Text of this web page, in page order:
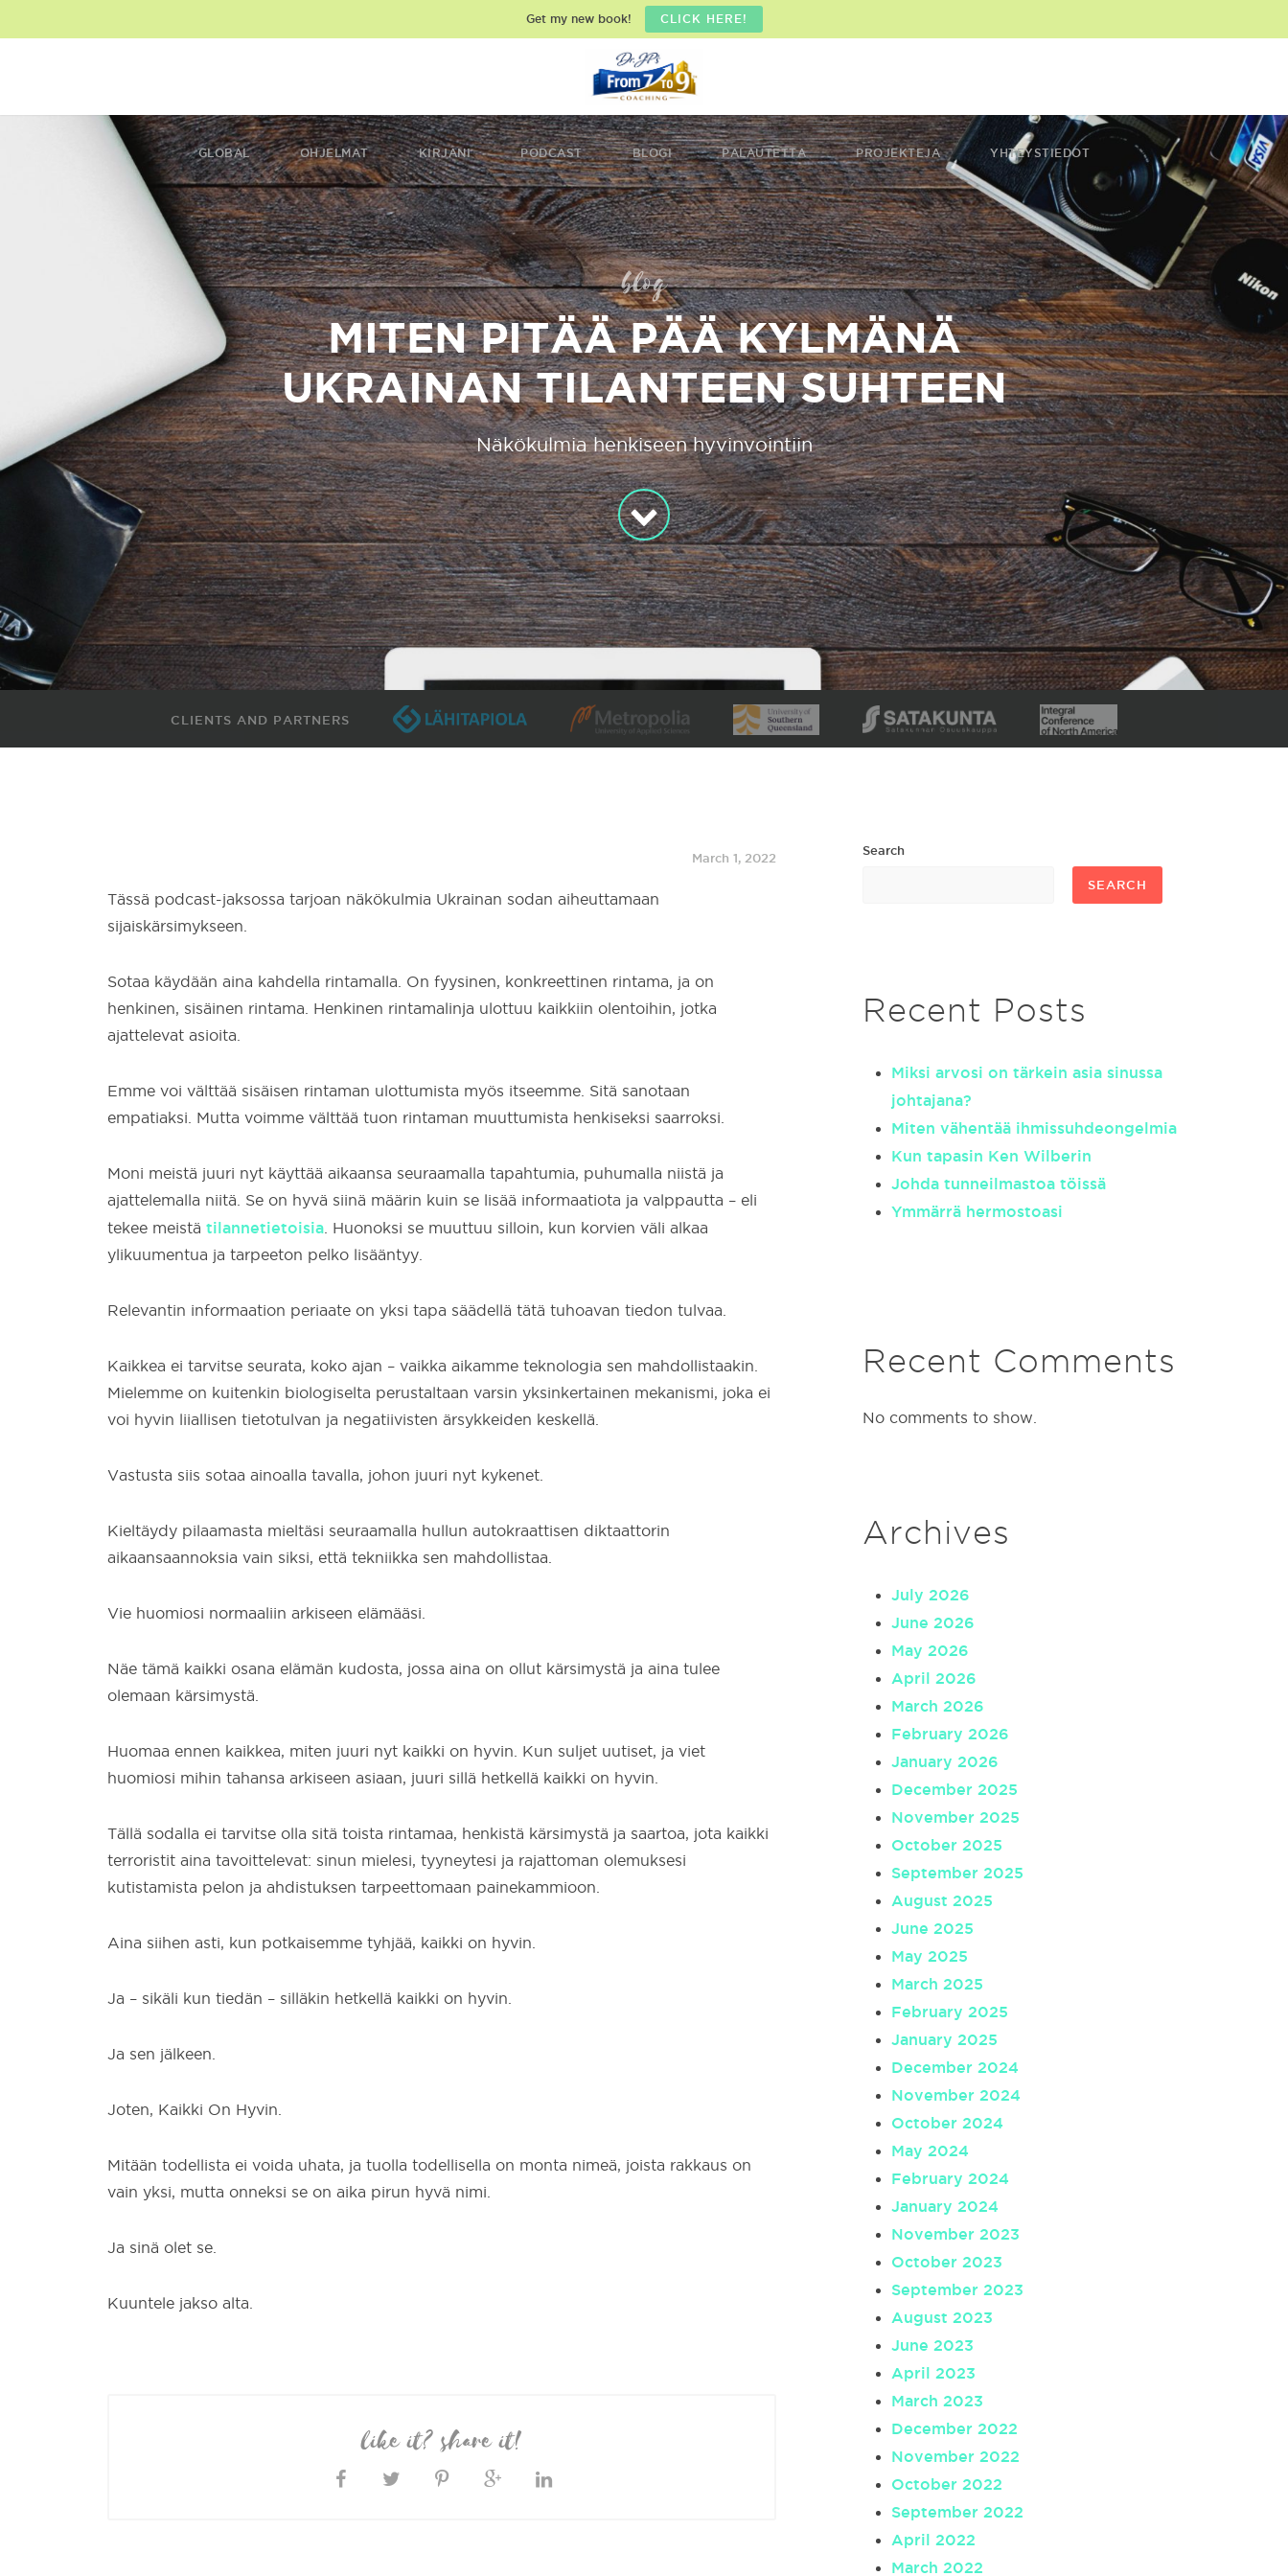
Get my new book! CLICK HERE!
GLOBAL OHJELMAT KIRJANI PODCAST BLOGI PALAUTETTA PROJEKTEJA YHTEYSTIEDOT
blog
MITEN PITÄÄ PÄÄ KYLMÄNÄ
UKRAINAN TILANTEEN SUHTEEN
Näkökulmia henkiseen hyvinvointiin
CLIENTS AND PARTNERS
March 1, 2022
Tässä podcast-jaksossa tarjoan näkökulmia Ukrainan sodan aiheuttamaan
sijaiskärsimykseen.
Sotaa käydään aina kahdella rintamalla. On fyysinen, konkreettinen rintama, ja on
henkinen, sisäinen rintama. Henkinen rintamalinja ulottuu kaikkiin olentoihin, jotka
ajattelevat asioita.
Emme voi välttää sisäisen rintaman ulottumista myös itseemme. Sitä sanotaan
empatiaksi. Mutta voimme välttää tuon rintaman muuttumista henkiseksi saarroksi.
Moni meistä juuri nyt käyttää aikaansa seuraamalla tapahtumia, puhumalla niistä ja
ajattelemalla niitä. Se on hyvä siinä määrin kuin se lisää informaatiota ja valppautta – eli
tekee meistä tilannetietoisia . Huonoksi se muuttuu silloin, kun korvien väli alkaa
ylikuumentua ja tarpeeton pelko lisääntyy.
Relevantin informaation periaate on yksi tapa säädellä tätä tuhoavan tiedon tulvaa.
Kaikkea ei tarvitse seurata, koko ajan – vaikka aikamme teknologia sen mahdollistaakin.
Mielemme on kuitenkin biologiselta perustaltaan varsin yksinkertainen mekanismi, joka ei
voi hyvin liiallisen tietotulvan ja negatiivisten ärsykkeiden keskellä.
Vastusta siis sotaa ainoalla tavalla, johon juuri nyt kykenet.
Kieltäydy pilaamasta mieltäsi seuraamalla hullun autokraattisen diktaattorin
aikaansaannoksia vain siksi, että tekniikka sen mahdollistaa.
Vie huomiosi normaaliin arkiseen elämääsi.
Näe tämä kaikki osana elämän kudosta, jossa aina on ollut kärsimystä ja aina tulee
olemaan kärsimystä.
Huomaa ennen kaikkea, miten juuri nyt kaikki on hyvin. Kun suljet uutiset, ja viet
huomiosi mihin tahansa arkiseen asiaan, juuri sillä hetkellä kaikki on hyvin.
Tällä sodalla ei tarvitse olla sitä toista rintamaa, henkistä kärsimystä ja saartoa, jota kaikki
terroristit aina tavoittelevat: sinun mielesi, tyyneytesi ja rajattoman olemuksesi
kutistamista pelon ja ahdistuksen tarpeettomaan painekammioon.
Aina siihen asti, kun potkaisemme tyhjää, kaikki on hyvin.
Ja – sikäli kun tiedän – silläkin hetkellä kaikki on hyvin.
Ja sen jälkeen.
Joten, Kaikki On Hyvin.
Mitään todellista ei voida uhata, ja tuolla todellisella on monta nimeä, joista rakkaus on
vain yksi, mutta onneksi se on aika pirun hyvä nimi.
Ja sinä olet se.
Kuuntele jakso alta.
like it? share it!
Search
SEARCH
Recent Posts
Miksi arvosi on tärkein asia sinussa
johtajana?
Miten vähentää ihmissuhdeongelmia
Kun tapasin Ken Wilberin
Johda tunneilmastoa töissä
Ymmärrä hermostoasi
Recent Comments
No comments to show.
Archives
July 2026
June 2026
May 2026
April 2026
March 2026
February 2026
January 2026
December 2025
November 2025
October 2025
September 2025
August 2025
June 2025
May 2025
March 2025
February 2025
January 2025
December 2024
November 2024
October 2024
May 2024
February 2024
January 2024
November 2023
October 2023
September 2023
August 2023
June 2023
April 2023
March 2023
December 2022
November 2022
October 2022
September 2022
April 2022
March 2022